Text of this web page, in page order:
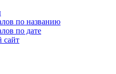
по названию
по дате
сайт